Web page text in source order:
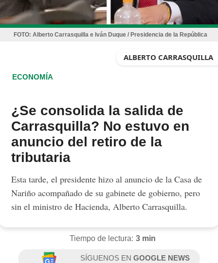
FOTO: Alberto Carrasquilla e Iván Duque / Presidencia de la República
ALBERTO CARRASQUILLA
ECONOMÍA
¿Se consolida la salida de
Carrasquilla? No estuvo en
anuncio del retiro de la
tributaria
Esta tarde, el presidente hizo al anuncio de la Casa de
Nariño acompañado de su gabinete de gobierno, pero
sin el ministro de Hacienda, Alberto Carrasquilla.
Tiempo de lectura: 3 min
SÍGUENOS ENGOOGLE NEWS